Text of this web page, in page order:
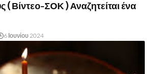
Βίντεο-ΣΟΚ ) Αναζητείται ένα
6 Ιουνίου 2024